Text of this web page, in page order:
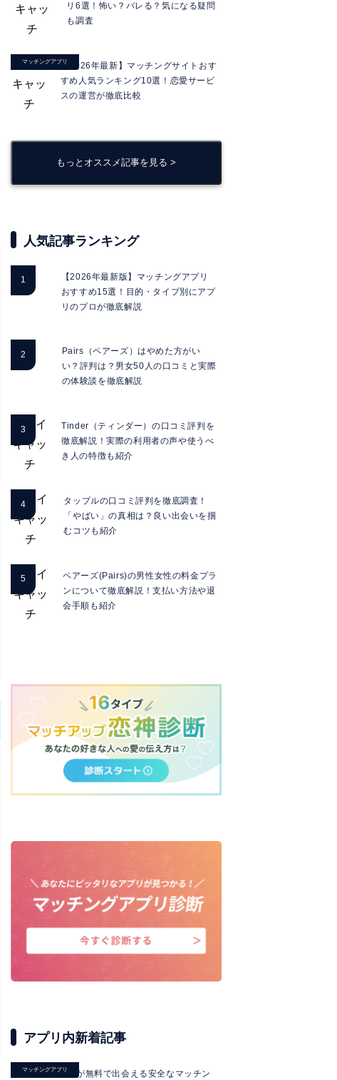
リ6選！怖い？バレる？気になる疑問
も調査
マッチングアプリ【2026年最新】マッチングサイトおす
すめ人気ランキング10選！恋愛サービ
スの運営が徹底比較
もっとオススメ記事を見る >
人気記事ランキング
【2026年最新版】マッチングアプリ
おすすめ15選！目的・タイプ別にアプ
リのプロが徹底解説
Pairs（ペアーズ）はやめた方がい
い？評判は？男女50人の口コミと実際
の体験談を徹底解説
Tinder（ティンダー）の口コミ評判を
徹底解説！実際の利用者の声や使うべ
き人の特徴も紹介
タップルの口コミ評判を徹底調査！
「やばい」の真相は？良い出会いを掴
むコツも紹介
ペアーズ(Pairs)の男性女性の料金プラ
ンについて徹底解説！支払い方法や退
会手順も紹介
アプリ内新着記事
マッチングアプリ男性が無料で出会える安全なマッチン